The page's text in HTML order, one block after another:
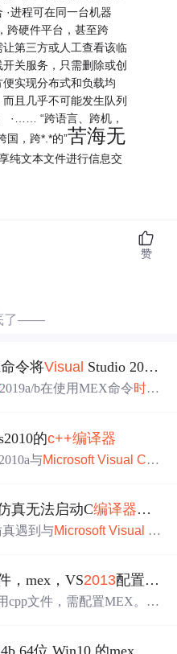
·进程可在同一台机器
跨硬件平台，甚至跨
第三方或人工查看该临
关服务，只需删除或创
实现分布式和负载均
且几乎不可能发生队列
·…… “跨语言、跨机，
国，跨*.*的”苦海无
纯文本文件进行信息交
赞
了——
令将Visual Studio 2019
2019a/b在使用MEX命令时遇
项，并指出此方案适用于
alStudio 2019 Communit
的c++编译器
与Microsoft Visual C++
真无法启动C编译器的解
真遇到与Microsoft Visual
St
件和重新 设置MEX编译器
b版本得到修复。
，mex，VS2013配置问题
cpp文件，需配置MEX。由